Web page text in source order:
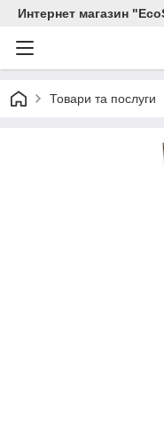
Интернет магазин
Товари та послуги